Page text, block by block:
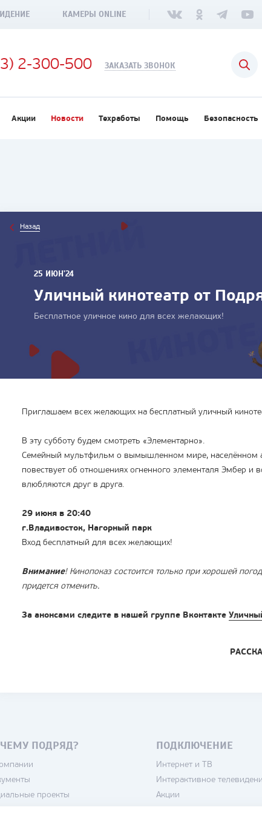
КАМЕРЫ ONLINE
2-300-500 ЗАКАЗАТЬ ЗВОНОК
Акции Новости Техработы Помощь Безопасность
Назад
25 ИЮН'24
Уличный кинотеатр от
Бесплатное уличное кино для всех желающих!
Приглашаем всех желающих на бесплатный уличный
В эту субботу будем смотреть «Элементарно».
Семейный мультфильм о вымышленном мире, населённом
повествует об отношениях огненного элементаля Эмбер и
влюбляются друг в друга.
29 июня в 20:40
г.Владивосток, Нагорный парк
Вход бесплатный для всех желающих!
Внимание! Кинопоказ состоится только при хорошей
придется отменить.
За анонсами следите в нашей группе Вконтакте
ПОДРЯД?
проекты
ПОДКЛЮЧЕНИЕ
Интернет и ТВ
Интерактивное
Акции